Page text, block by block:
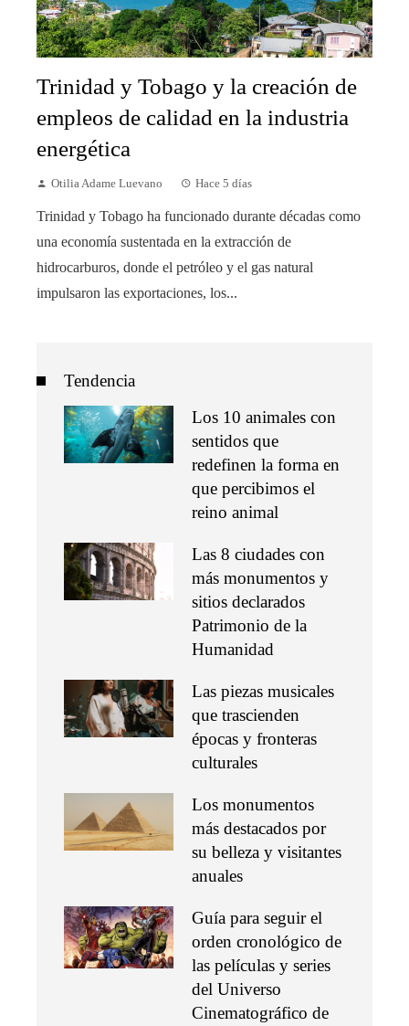
Trinidad y Tobago y la creación de
empleos de calidad en la industria
energética
Otilia Adame Luevano Hace 5 días
Trinidad y Tobago ha funcionado durante décadas como
una economía sustentada en la extracción de
hidrocarburos, donde el petróleo y el gas natural
impulsaron las exportaciones, los...
Tendencia
Los 10 animales con
sentidos que
redefinen la forma en
que percibimos el
reino animal
Las 8 ciudades con
más monumentos y
sitios declarados
Patrimonio de la
Humanidad
Las piezas musicales
que trascienden
épocas y fronteras
culturales
Los monumentos
más destacados por
su belleza y visitantes
anuales
Guía para seguir el
orden cronológico de
las películas y series
del Universo
Cinematográfico de